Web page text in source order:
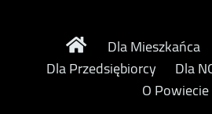
Dla Mieszkańca
Dla Przedsiębiorcy
Dla
O Powiecie